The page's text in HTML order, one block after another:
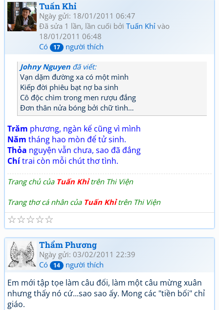
Tuấn Khỉ
Ngày gửi: 18/01/2011 06:47
Đã sửa 1 lần, lần cuối bởi Tuấn Khỉ vào
18/01/2011 06:48
Có
17 người thích
Johny Nguyen đã viết:
Vạn dặm đường xa có một mình
Kiếp đời phiêu bạt nợ ba sinh
Cô độc chìm trong men rượu đắng
Đơn thân nửa bóng bởi chữ tình…
Trăm phương, ngàn kế cũng vì mình
Năm tháng hao mòn để tử sinh.
Thỏa nguyện vẫn chưa, sao đã đắng
Chítrai còn mỗi chút thơ tình.
Trang chủ của Tuấn Khỉtrên Thi Viện
Trang thơ cá nhân của Tuấn Khỉtrên Thi Viện
☆
☆
☆
☆
☆
Thẩm Phương
Ngày gửi: 03/02/2011 22:39
Có
14 người thích
Em mới tập tọe làm câu đối, làm một câu mừng xuân
nhưng thấy nó cứ...sao sao ấy. Mong các "tiền bối" chỉ
giáo.